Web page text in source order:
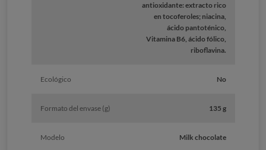
antioxidante: extracto rico
en tocoferoles; niacina,
ácido pantoténico,
Vitamina B6, ácido fólico,
riboflavina.
Ecológico No
Formato del envase (g) 135 g
Modelo Milk chocolate